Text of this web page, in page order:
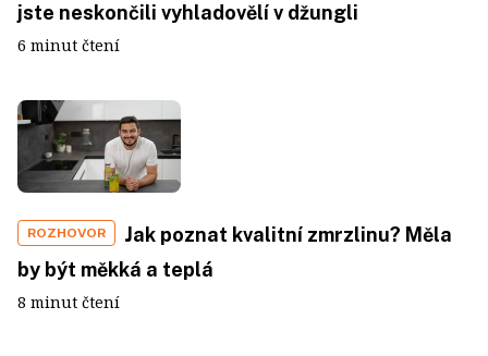
jste neskončili vyhladovělí v džungli
6 minut čtení
ROZHOVOR
Jak poznat kvalitní zmrzlinu? Měla
by být měkká a teplá
8 minut čtení